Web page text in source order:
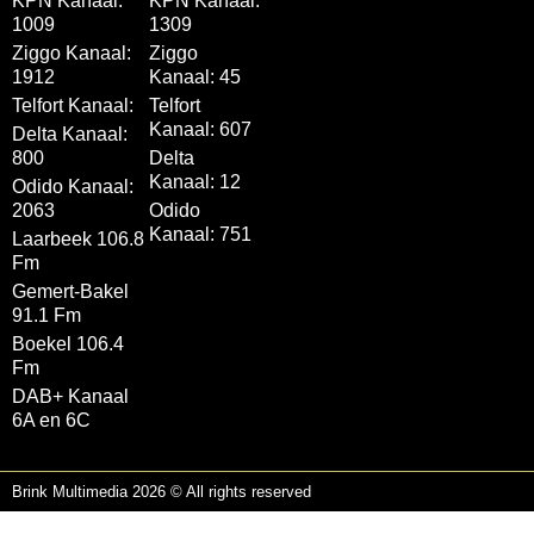
1009
Ziggo Kanaal:
1912
Telfort Kanaal:
Delta Kanaal:
800
Odido Kanaal:
2063
Laarbeek 106.8
Fm
Gemert-Bakel
91.1 Fm
Boekel 106.4
Fm
DAB+ Kanaal
6A en 6C
1309
Ziggo
Kanaal: 45
Telfort
Kanaal: 607
Delta
Kanaal: 12
Odido
Kanaal: 751
Brink Multimedia 2026 © All rights reserved